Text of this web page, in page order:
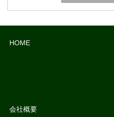
HOME
会社概要